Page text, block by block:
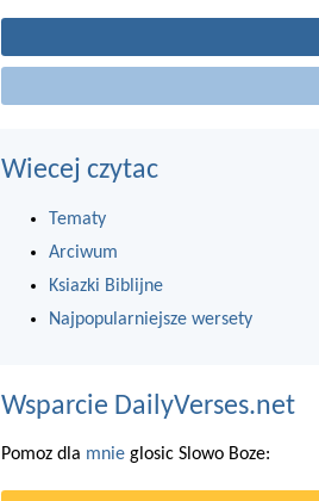
Wiecej czytac
Tematy
Arciwum
Ksiazki Biblijne
Najpopularniejsze wersety
Wsparcie DailyVerses.net
Pomoz dla mnie glosic Slowo Boze: